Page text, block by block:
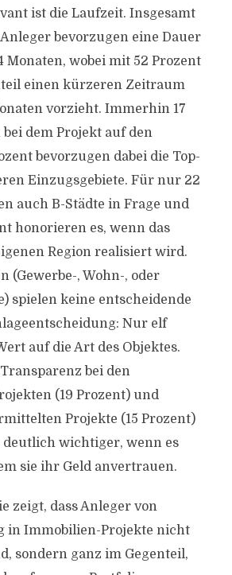
ist die Laufzeit. Insgesamt
bevorzugen eine Dauer
Monaten, wobei mit 52 Prozent
einen kürzeren Zeitraum
vorzieht. Immerhin 17
dem Projekt auf den
bevorzugen dabei die Top-
Einzugsgebiete. Für nur 22
auch B-Städte in Frage und
honorieren es, wenn das
Region realisiert wird.
(Gewerbe-, Wohn-, oder
spielen keine entscheidende
Nur elf
auf die Art des Objektes.
bei den
(19 Prozent) und
Projekte (15 Prozent)
deutlich wichtiger, wenn es
sie ihr Geld anvertrauen.
zeigt, dass Anleger von
in Immobilien-Projekte nicht
sondern ganz im Gegenteil,